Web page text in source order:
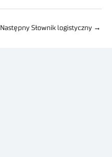
Następny Słownik logistyczny →